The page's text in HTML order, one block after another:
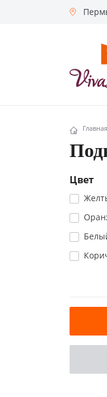
Главная
Цвет